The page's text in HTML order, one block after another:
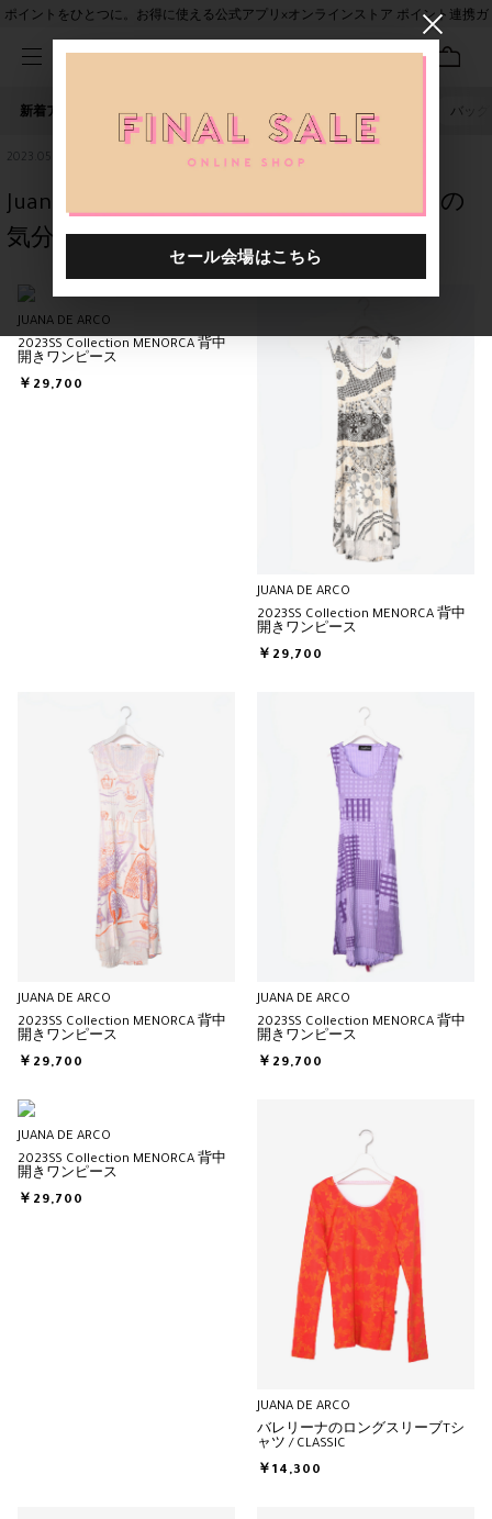
ポイントをひとつに。お得に使える公式アプリ×オンラインストア ポイント連携ガ
新着アイテム 人気ワード セール 40th限定 バッグ
2023.05.11
Juana de Arco / ワンピースはレイヤードの
気分♪
JUANA DE ARCO
2023SS Collection MENORCA 背中
開きワンピース
￥29,700
JUANA DE ARCO
2023SS Collection MENORCA 背中
開きワンピース
￥29,700
JUANA DE ARCO
2023SS Collection MENORCA 背中
開きワンピース
￥29,700
JUANA DE ARCO
2023SS Collection MENORCA 背中
開きワンピース
￥29,700
JUANA DE ARCO
2023SS Collection MENORCA 背中
開きワンピース
￥29,700
JUANA DE ARCO
バレリーナのロングスリーブTシ
ャツ / CLASSIC
￥14,300